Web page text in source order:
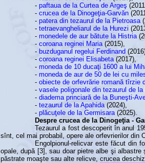
-paftaua de la Curtea de Argeş
-crucea de la Dinogeţia-Garvăn
-patera din tezaurul de la Pietroasa
-tetraevangheliarul de la Hurezi
-monedele de aur bătute la Histria
-coroana reginei Maria(2015),
- buzduganul regelui Ferdinand
-coroana reginei Elisabeta(2017),
-moneda de 10 ducaţi 1600 a lui
-moneda de aur de 50 de lei cu
-obiecte de orfevrărie romană tîrzie
-vasele poligonale din tezaurul de la
-diadema princiară de la Buneşti-
-tezaurul de la Apahida(2024),
-plăcuţele de la Germisara(2025).
Despre crucea de la Dinogeţia -
Tezaurul a fost descoperit în anul
sînt, cel mai probabil, opere ale orfevrierilor din
Engolpionul-relicvar este făcut din
opale, după [3], sau doar pietre albe şi
păstrate moaşte sau alte relicve, crucea